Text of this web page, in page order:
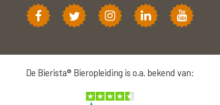
De Bierista® Bieropleiding is o.a. bekend van: